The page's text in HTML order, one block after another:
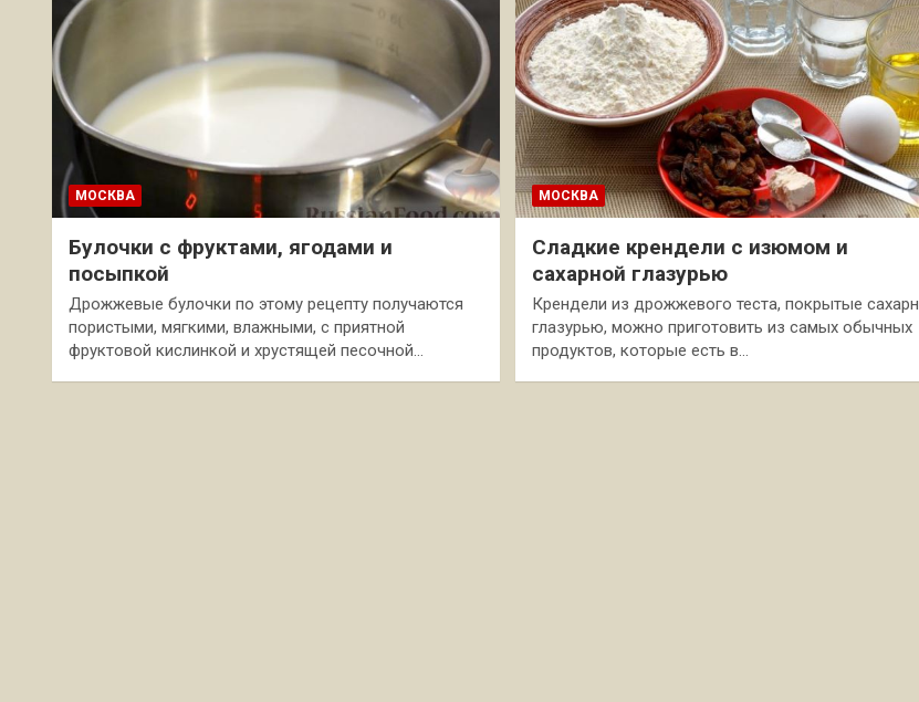
МОСКВА
Булочки с фруктами, ягодами и
посыпкой
Дрожжевые булочки по этому рецепту получаются
пористыми, мягкими, влажными, с приятной
фруктовой кислинкой и хрустящей песочной…
МОСКВА
Сладкие крендели с изюмом и
сахарной глазурью
Крендели из дрожжевого теста, покрытые
глазурью, можно приготовить из самых обычных
продуктов, которые есть в…